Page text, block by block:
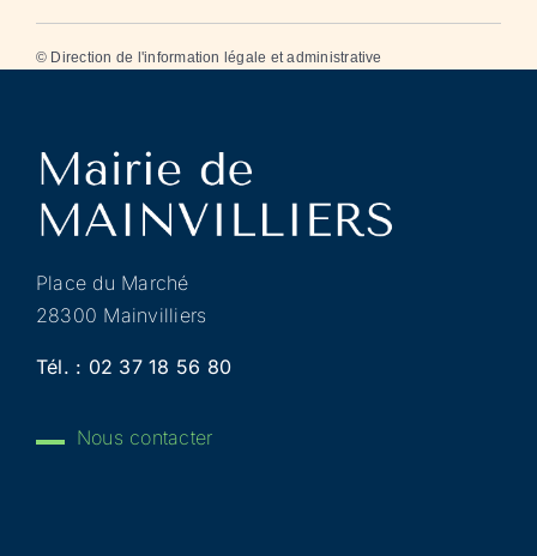
© Direction de l'information légale et administrative
Place du Marché
28300 Mainvilliers
Tél. : 02 37 18 56 80
Nous contacter